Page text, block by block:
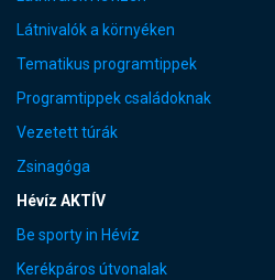
Látnivalók a környéken
Tematikus programtippek
Programtippek családoknak
Vezetett túrák
Zsinagóga
Hévíz AKTÍV
Be sporty in Hévíz
Kerékpáros útvonalak